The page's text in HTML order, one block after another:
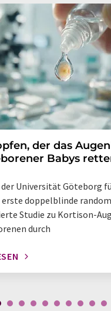
der das
Babys
der Universität Göteborg
doppelblinde
Studie zu Kortison-
durch